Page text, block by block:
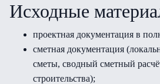
Исходные
проектная документация в
сметная документация
сметы, сводный сметный
строительства);